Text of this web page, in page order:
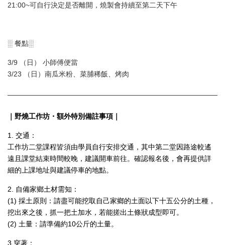
21:00~可自行決定是否離開，燒製會持續至第二天下午
░ 餐點░
3/9 （日） 小師傅便當
3/23 （日）南瓜米粉、菜脯稀飯、烤肉
｜野燒工作坊・額外特別備註事項
1. 交通：
工作坊二堂課程皆須由學員自行安排交通，其中第二堂因路途較遙
遠且課堂結束時間較晚，建議開車前往。確認報名後，會再提供詳
細的上課地址與建議停車的地點。
2. 自備家鄉土材需知 ：
(1) 採土原則：請盡可能挖取自己家鄉的土面以下十五公分的土種，
挖出來之後，抓一把土加水，若能搓出土條狀成型即可。
(2) 土量：請準備約10公斤的土量。
3.穿著：